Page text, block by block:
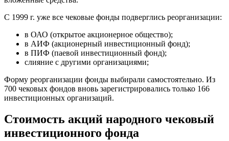
С 1999 г. уже все чековые фонды подверглись реорганизации:
в ОАО (открытое акционерное общество);
в АИФ (акционерный инвестиционный фонд);
в ПИФ (паевой инвестиционный фонд);
слияние с другими организациями;
Форму реорганизации фонды выбирали самостоятельно. Из
700 чековых фондов вновь зарегистрировались только 166
инвестиционных организаций.
Стоимость акций народного чековый
инвестиционного фонда